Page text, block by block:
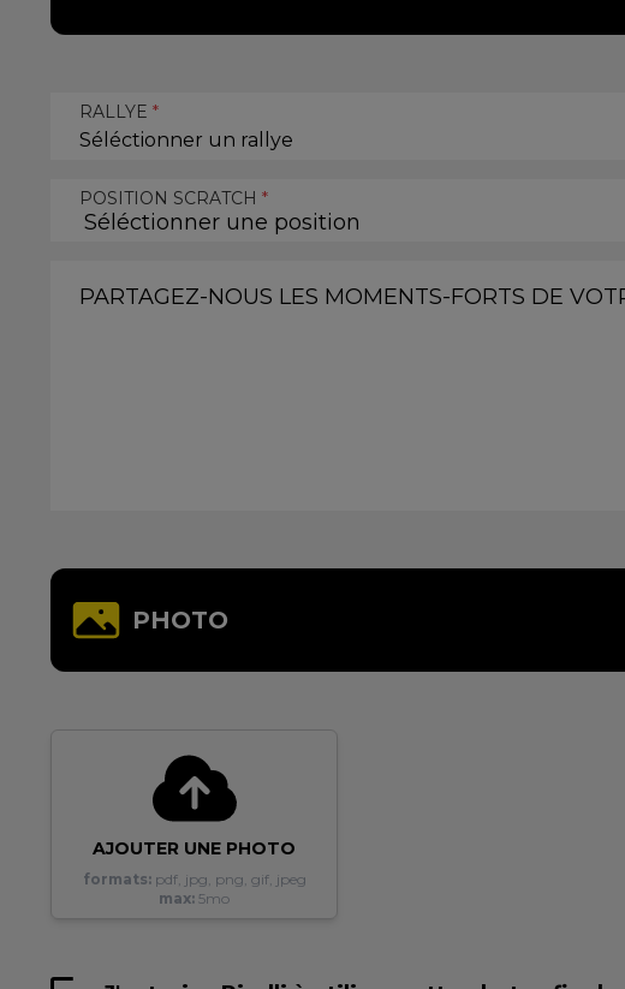
Séléctionner un rallye
RALLYE *
POSITION SCRATCH *
PARTAGEZ-NOUS LES MOMENTS-FORTS DE
PHOTO
AJOUTER UNE PHOTO
formats:pdf, jpg, png, gif, jpeg
max: 5mo